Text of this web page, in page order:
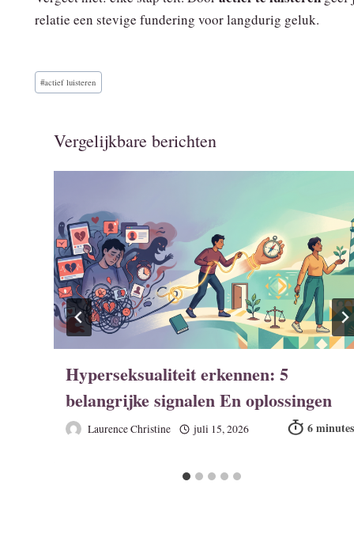
relatie een stevige fundering voor langdurig geluk.
Bericht
tags:
#actief luisteren
Vergelijkbare berichten
Hyperseksualiteit erkennen: 5
belangrijke signalen En oplossingen
Laurence Christine juli 15, 2026